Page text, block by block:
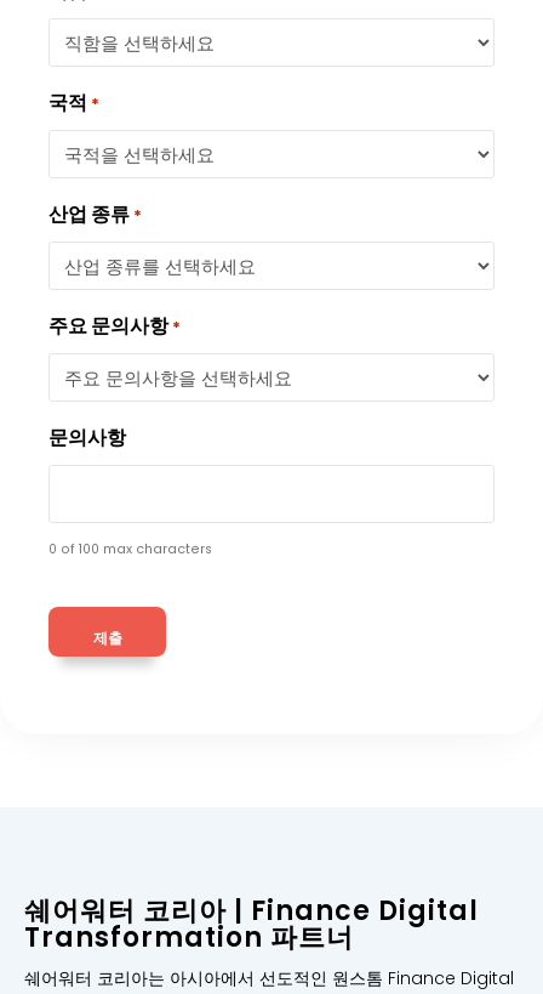
국적 *
산업 종류 *
주요 문의사항 *
문의사항
0 of 100 max characters
쉐어워터 코리아 | Finance Digital
Transformation 파트너
쉐어워터 코리아는 아시아에서 선도적인 원스톰 Finance Digital